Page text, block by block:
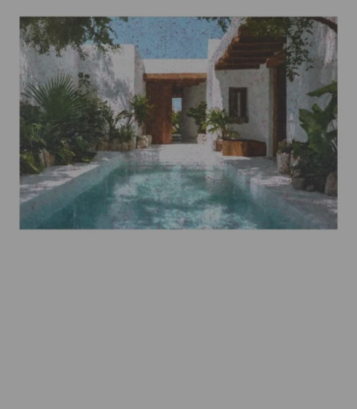
Beschreibung
Unikat, 2026, Acryl, Pigmenttinte, Papier auf
Leinwand, 80 x 120 cm, rückseitig handsigniert.
Eigenschaften
Versand und Lieferung